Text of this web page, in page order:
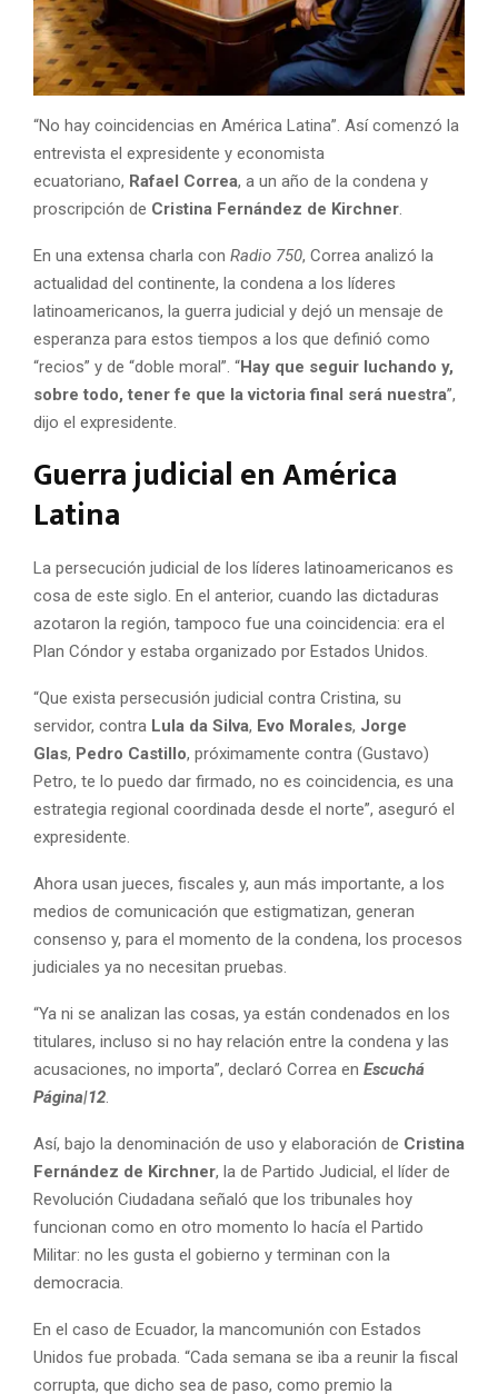
“No hay coincidencias en América Latina”. Así comenzó la
entrevista el expresidente y economista
ecuatoriano, Rafael Correa, a un año de la condena y
proscripción de Cristina Fernández de Kirchner.
En una extensa charla con Radio 750, Correa analizó la
actualidad del continente, la condena a los líderes
latinoamericanos, la guerra judicial y dejó un mensaje de
esperanza para estos tiempos a los que definió como
“recios” y de “doble moral”. “Hay que seguir luchando y,
sobre todo, tener fe que la victoria final será nuestra”,
dijo el expresidente.
Guerra judicial en América
Latina
La persecución judicial de los líderes latinoamericanos es
cosa de este siglo. En el anterior, cuando las dictaduras
azotaron la región, tampoco fue una coincidencia: era el
Plan Cóndor y estaba organizado por Estados Unidos.
“Que exista persecusión judicial contra Cristina, su
servidor, contra Lula da Silva, Evo Morales, Jorge
Glas, Pedro Castillo, próximamente contra (Gustavo)
Petro, te lo puedo dar firmado, no es coincidencia, es una
estrategia regional coordinada desde el norte”, aseguró el
expresidente.
Ahora usan jueces, fiscales y, aun más importante, a los
medios de comunicación que estigmatizan, generan
consenso y, para el momento de la condena, los procesos
judiciales ya no necesitan pruebas.
“Ya ni se analizan las cosas, ya están condenados en los
titulares, incluso si no hay relación entre la condena y las
acusaciones, no importa”, declaró Correa en Escuchá
Página|12.
Así, bajo la denominación de uso y elaboración de Cristina
Fernández de Kirchner, la de Partido Judicial, el líder de
Revolución Ciudadana señaló que los tribunales hoy
funcionan como en otro momento lo hacía el Partido
Militar: no les gusta el gobierno y terminan con la
democracia.
En el caso de Ecuador, la mancomunión con Estados
Unidos fue probada. “Cada semana se iba a reunir la fiscal
corrupta, que dicho sea de paso, como premio la